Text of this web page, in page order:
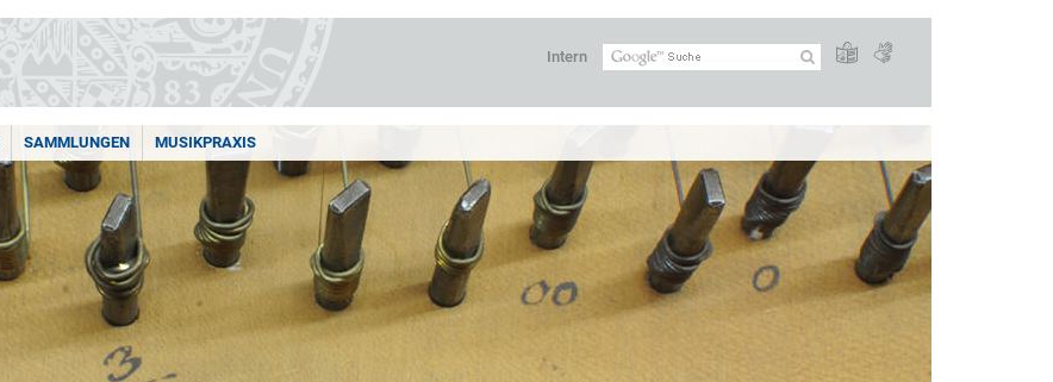
Intern
SAMMLUNGEN MUSIKPRAXIS